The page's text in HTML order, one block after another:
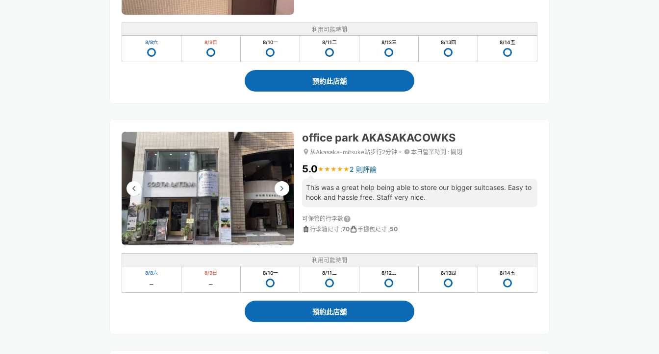
利用可能時間
8/8六 8/9日 8/10一 8/11二 8/12三 8/13四 8/14五
預約此店舖
office park AKASAKACOWKS
从Akasaka-mitsuke站步行2分钟。 本日營業時間 : 關閉
5.0★ ★ ★ ★ ★
★ ★ ★ ★ ★ 2 則評論
This was a great help being able to store our bigger suitcases. Easy to
hook and hassle free. Staff very nice.
可保管的行李數
行李箱尺寸 :70 手提包尺寸 :50
利用可能時間
8/8六 8/9日 8/10一 8/11二 8/12三 8/13四 8/14五
預約此店舖